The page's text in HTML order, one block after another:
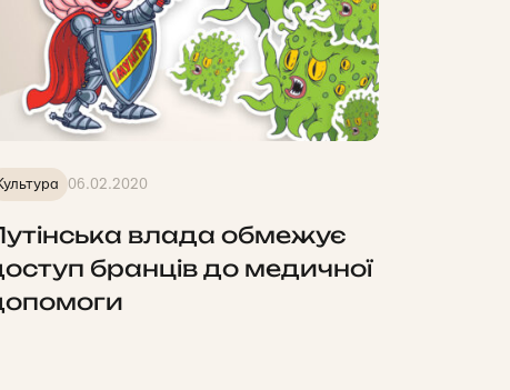
06.02.2020
влада обмежує
бранців до медичної